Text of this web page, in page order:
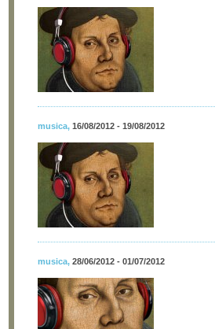
musica, 16/08/2012 - 19/08/2012
musica, 28/06/2012 - 01/07/2012